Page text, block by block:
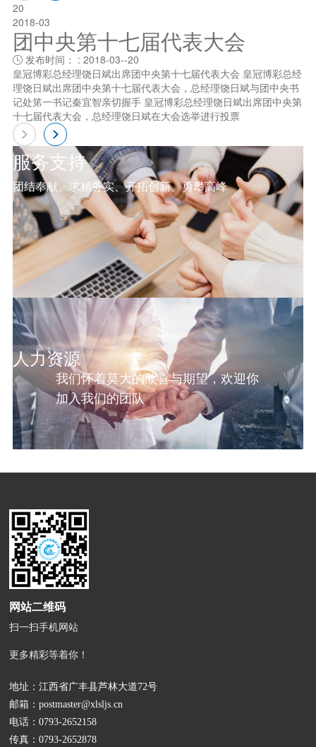
20
2018-03
团中央第十七届代表大会
发布时间： : 2018-03--20
皇冠博彩总经理饶日斌出席团中央第十七届代表大会 皇冠博彩总经
理饶日斌出席团中央第十七届代表大会，总经理饶日斌与团中央书
记处笫一书记秦宜智亲切握手 皇冠博彩总经理饶日斌出席团中央第
十七届代表大会，总经理饶日斌在大会选举进行投票
服务支持
团结奉献、求精务实、开拓创新、勇攀高峰
人力资源
我们怀着莫大的欣喜与期望，欢迎你
加入我们的团队
网站二维码
扫一扫手机网站
更多精彩等着你！
地址：江西省广丰县芦林大道72号
邮箱：postmaster@xlsljs.cn
电话：0793-2652158
传真：0793-2652878